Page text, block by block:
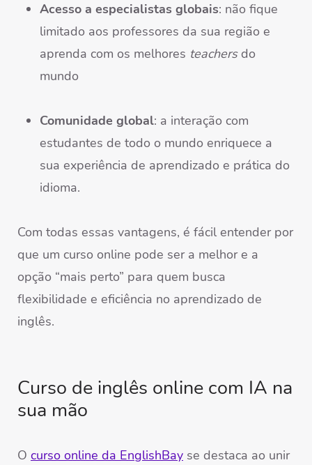
Acesso a especialistas globais: não fique
limitado aos professores da sua região e
aprenda com os melhores teachersdo
mundo
Comunidade global: a interação com
estudantes de todo o mundo enriquece a
sua experiência de aprendizado e prática do
idioma.
Com todas essas vantagens, é fácil entender por
que um curso online pode ser a melhor e a
opção “mais perto” para quem busca
flexibilidade e eficiência no aprendizado de
inglês.
Curso de inglês online com IA na
sua mão
O curso online da EnglishBay se destaca ao unir